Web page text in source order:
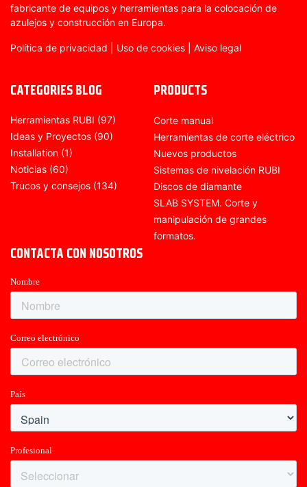
fabricante de equipos y herramientas para la colocación de
azulejos y construcción en Europa.
Política de privacidad Uso de cookies Aviso legal
CATEGORIES BLOG
Herramientas RUBI (97)
Ideas y Proyectos (90)
Installation (1)
Noticias (60)
Trucos y consejos (134)
PRODUCTS
Corte manual
Herramientas de corte eléctrico
Nuevos productos
Sistemas de nivelación RUBI
Discos de diamante
SLAB SYSTEM. Corte y
manipulación de grandes
formatos.
CONTACTA CON NOSOTROS